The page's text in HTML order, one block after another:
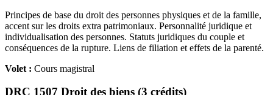
Principes de base du droit des personnes physiques et de la famille,
accent sur les droits extra patrimoniaux. Personnalité juridique et
individualisation des personnes. Statuts juridiques du couple et
conséquences de la rupture. Liens de filiation et effets de la parenté.
Volet : Cours magistral
DRC 1507 Droit des biens (3 crédits)